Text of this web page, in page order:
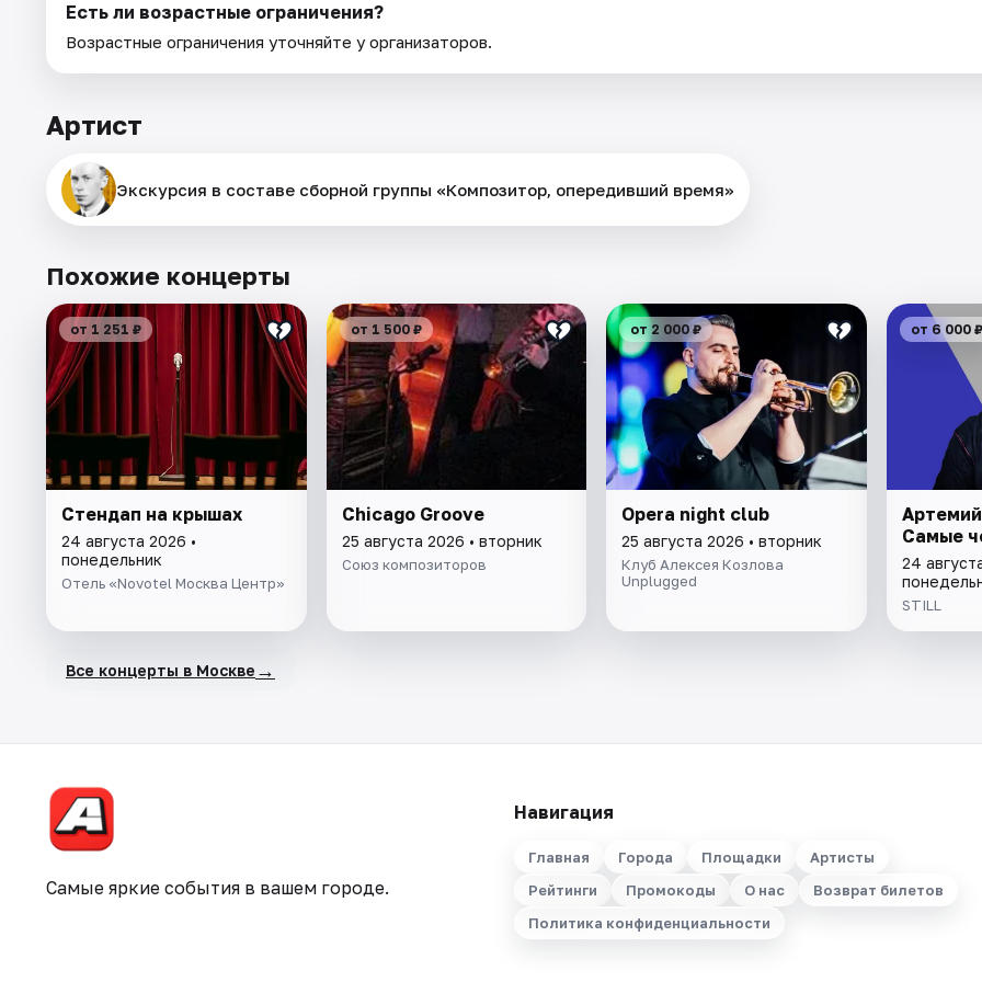
Есть ли возрастные ограничения?
Возрастные ограничения уточняйте у организаторов.
Артист
Экскурсия в составе сборной группы «Композитор, опередивший время»
Похожие концерты
от 1 251 ₽
Стендап на крышах
24 августа 2026 •
понедельник
Отель «Novotel Москва Центр»
от 1 500 ₽
Chicago Groove
25 августа 2026 • вторник
Союз композиторов
от 2 000 ₽
Opera night club
25 августа 2026 • вторник
Клуб Алексея Козлова
Unplugged
от 6 000 ₽
Самые
24
STILL
Все концерты в Москве →
Самые яркие события в вашем городе.
Навигация
Главная Города Площадки
Артисты
Рейтинги
Промокоды О нас
Возврат билетов
Политика конфиденциальности